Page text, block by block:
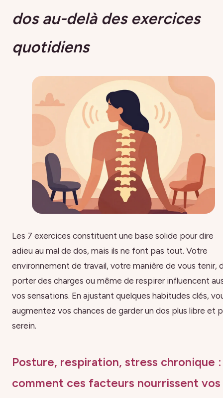
dos au-delà des exercices
quotidiens
Les 7 exercices constituent une base solide pour dire
adieu au mal de dos, mais ils ne font pas tout. Votre
environnement de travail, votre manière de vous tenir,
porter des charges ou même de respirer influencent
vos sensations. En ajustant quelques habitudes clés,
augmentez vos chances de garder un dos plus libre et
serein.
Posture, respiration, stress chronique :
comment ces facteurs nourrissent vos